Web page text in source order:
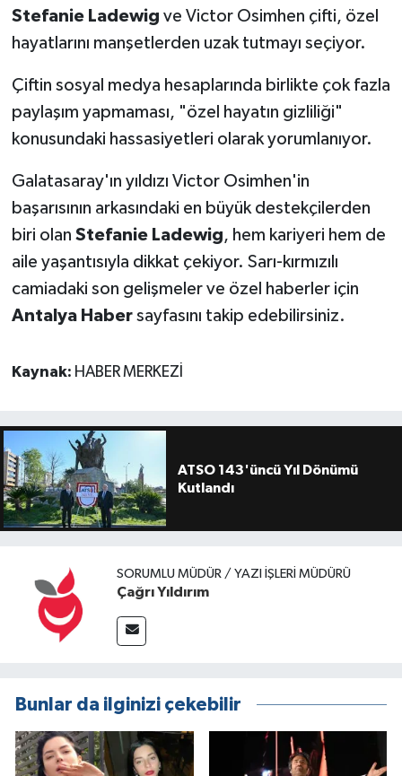
Stefanie Ladewig ve Victor Osimhen çifti, özel
hayatlarını manşetlerden uzak tutmayı seçiyor.
Çiftin sosyal medya hesaplarında birlikte çok fazla
paylaşım yapmaması, "özel hayatın gizliliği"
konusundaki hassasiyetleri olarak yorumlanıyor.
Galatasaray'ın yıldızı Victor Osimhen'in
başarısının arkasındaki en büyük destekçilerden
biri olan Stefanie Ladewig, hem kariyeri hem de
aile yaşantısıyla dikkat çekiyor. Sarı-kırmızılı
camiadaki son gelişmeler ve özel haberler için
Antalya Habersayfasını takip edebilirsiniz.
Kaynak: HABER MERKEZİ
ATSO 143'üncü Yıl Dönümü
Kutlandı
SORUMLU MÜDÜR / YAZI İŞLERI MÜDÜRÜ
Çağrı Yıldırım
Bunlar da ilginizi çekebilir